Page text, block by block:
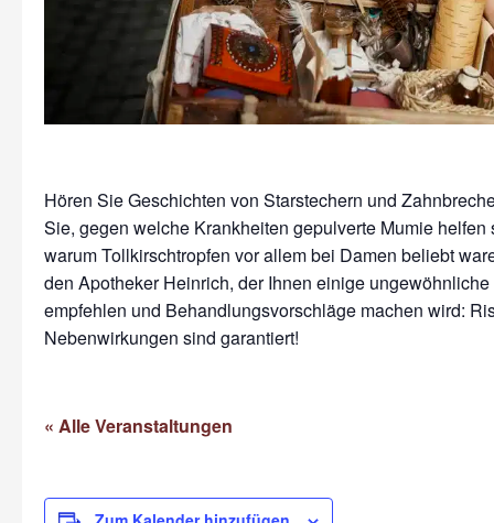
Hören Sie Geschichten von Starstechern und
Sie, gegen welche Krankheiten gepulverte Mumie helfen
warum Tollkirschtropfen vor allem bei Damen beliebt
den Apotheker Heinrich, der Ihnen einige
empfehlen und Behandlungsvorschläge machen wird:
Nebenwirkungen sind garantiert!
« Alle Veranstaltungen